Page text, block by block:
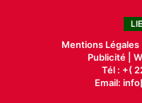
Mentions Légales |
Publicité|
Tél : +(
Email: